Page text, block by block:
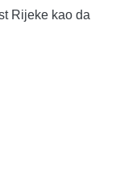
Rijeke kao da